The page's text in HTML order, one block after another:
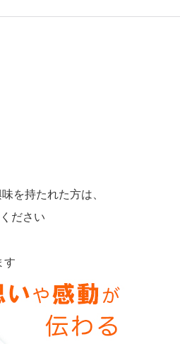
を持たれた方は、
ださい
す